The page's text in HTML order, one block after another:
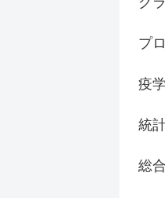
プ
疫学
統
総合